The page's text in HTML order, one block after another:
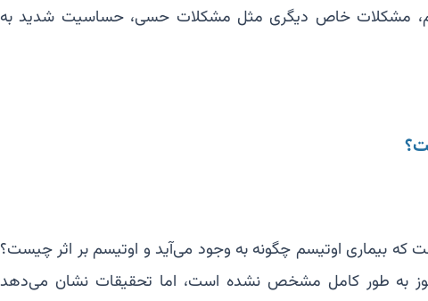
مشکلات خاص دیگری مثل مشکلات حسی، حساسیت شدید به
که بیماری اوتیسم چگونه به وجود می‌آید و اوتیسم بر اثر چیست؟
به طور کامل مشخص نشده است، اما تحقیقات نشان می‌دهد